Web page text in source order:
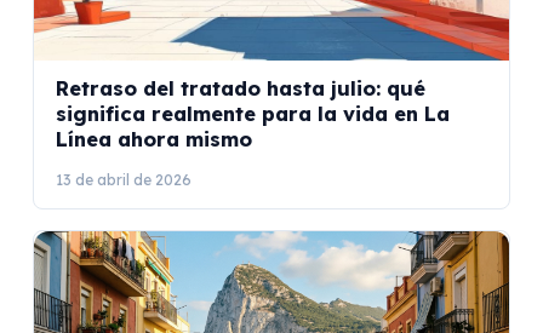
Retraso del tratado hasta julio: qué
significa realmente para la vida en La
Línea ahora mismo
13 de abril de 2026